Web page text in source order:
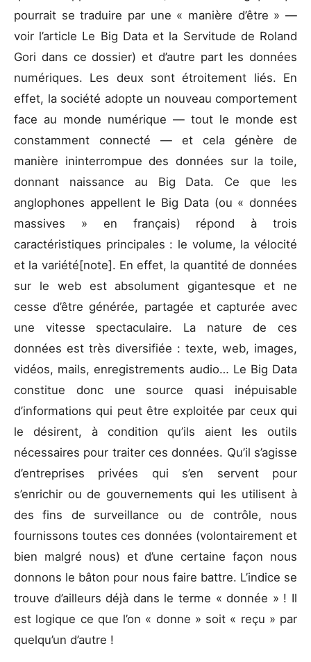
pourrait se traduire par une « manière d’être » —
voir l’article Le Big Data et la Servitude de Roland
Gori dans ce dossier) et d’autre part les données
numériques. Les deux sont étroitement liés. En
effet, la société adopte un nouveau comportement
face au monde numérique — tout le monde est
constamment connecté — et cela génère de
manière ininterrompue des données sur la toile,
donnant naissance au Big Data. Ce que les
anglophones appellent le Big Data (ou « données
massives » en français) répond à trois
caractéristiques principales : le volume, la vélocité
et la variété[note]. En effet, la quantité de données
sur le web est absolument gigantesque et ne
cesse d’être générée, partagée et capturée avec
une vitesse spectaculaire. La nature de ces
données est très diversifiée : texte, web, images,
vidéos, mails, enregistrements audio… Le Big Data
constitue donc une source quasi inépuisable
d’informations qui peut être exploitée par ceux qui
le désirent, à condition qu’ils aient les outils
nécessaires pour traiter ces données. Qu’il s’agisse
d’entreprises privées qui s’en servent pour
s’enrichir ou de gouvernements qui les utilisent à
des fins de surveillance ou de contrôle, nous
fournissons toutes ces données (volontairement et
bien malgré nous) et d’une certaine façon nous
donnons le bâton pour nous faire battre. L’indice se
trouve d’ailleurs déjà dans le terme « donnée » ! Il
est logique ce que l’on « donne » soit « reçu » par
quelqu’un d’autre !